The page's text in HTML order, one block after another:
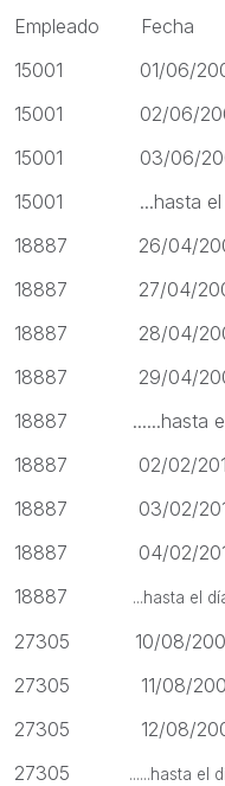
Empleado Fecha
15001 01/06/
15001 02/06/
15001 03/06/
15001 ...hasta el
18887 26/04/
18887 27/04/
18887 28/04/
18887 29/04/
18887 ......hasta el
18887 02/02/
18887 03/02/
18887 04/02/
18887
...hasta el
27305 10/08/
27305 11/08/
27305 12/08/
27305
......hasta el